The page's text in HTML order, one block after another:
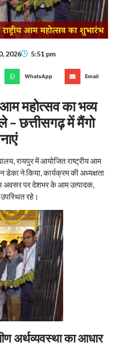
2026 5:51 pm
WhatsApp Email
आम महोत्सव का भव्य
– छत्तीसगढ़ में मैंगो
रायपुर में आयोजित राष्ट्रीय आम
डेका ने किया, कार्यक्रम की अध्यक्षता
अवसर पर देशभर के आम उत्पादक,
रहे।
अर्थव्यवस्था का आधार